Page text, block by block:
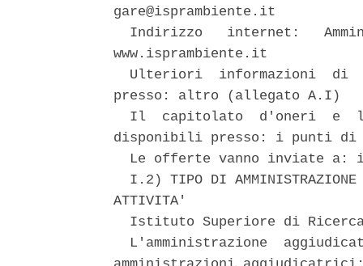
gare@isprambiente.it
Indirizzo   internet:
www.isprambiente.it
Ulteriori  informazioni  di
presso: altro (allegato A.I)
Il  capitolato  d'oneri  e
disponibili presso: i punti
Le offerte vanno inviate a:
I.2) TIPO DI
ATTIVITA'
Istituto Superiore di
L'amministrazione